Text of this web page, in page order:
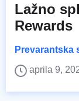
Lažno
Rewards
Prevarantska
aprila 9,